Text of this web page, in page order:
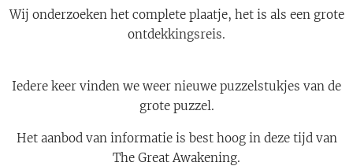
Wij onderzoeken het complete plaatje, het is als een grote
ontdekkingsreis.
Iedere keer vinden we weer nieuwe puzzelstukjes van de
grote puzzel.
Het aanbod van informatie is best hoog in deze tijd van
The Great Awakening.